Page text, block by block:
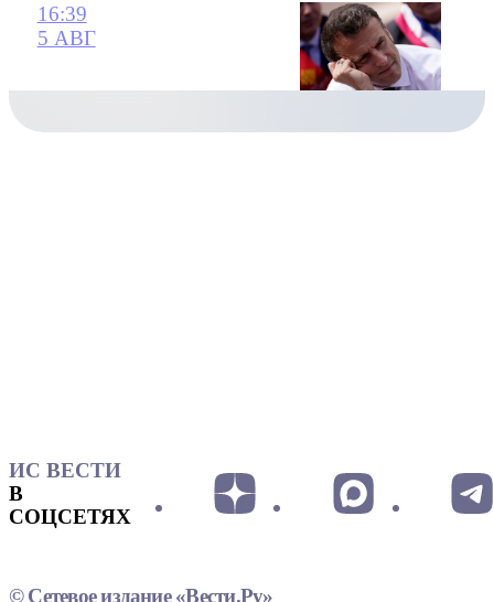
16:39
5 АВГ
ИС ВЕСТИ
В
СОЦСЕТЯХ
© Сетевое издание «Вести.Ру»